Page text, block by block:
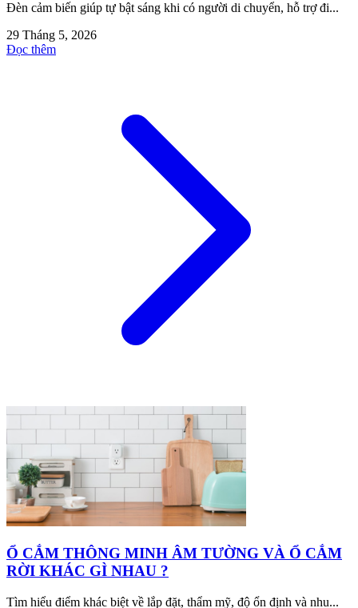
Đèn cảm biến giúp tự bật sáng khi có người di chuyển, hỗ trợ đi...
29 Tháng 5, 2026
Đọc thêm
Ổ CẮM THÔNG MINH ÂM TƯỜNG VÀ Ổ CẮM
RỜI KHÁC GÌ NHAU ?
Tìm hiểu điểm khác biệt về lắp đặt, thẩm mỹ, độ ổn định và nhu...